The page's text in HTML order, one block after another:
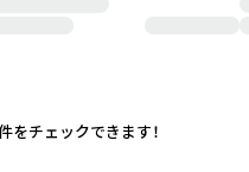
をチェックできます！